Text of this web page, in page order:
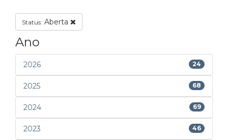
Status: Aberta
Ano
2026 24
2025 68
2024 69
2023 46